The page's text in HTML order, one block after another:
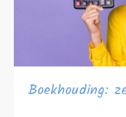
Boekhouding: